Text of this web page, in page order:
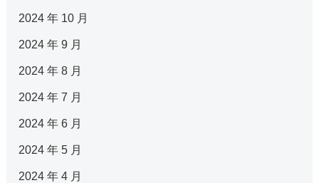
2024 年 10 月
2024 年 9 月
2024 年 8 月
2024 年 7 月
2024 年 6 月
2024 年 5 月
2024 年 4 月